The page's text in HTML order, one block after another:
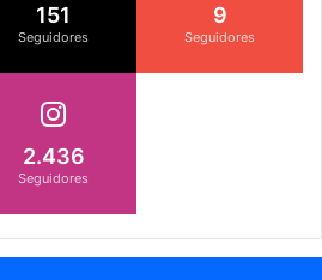
151
Seguidores
9
Seguidores
2.436
Seguidores